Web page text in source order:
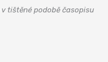
tištěné podobě časopisu